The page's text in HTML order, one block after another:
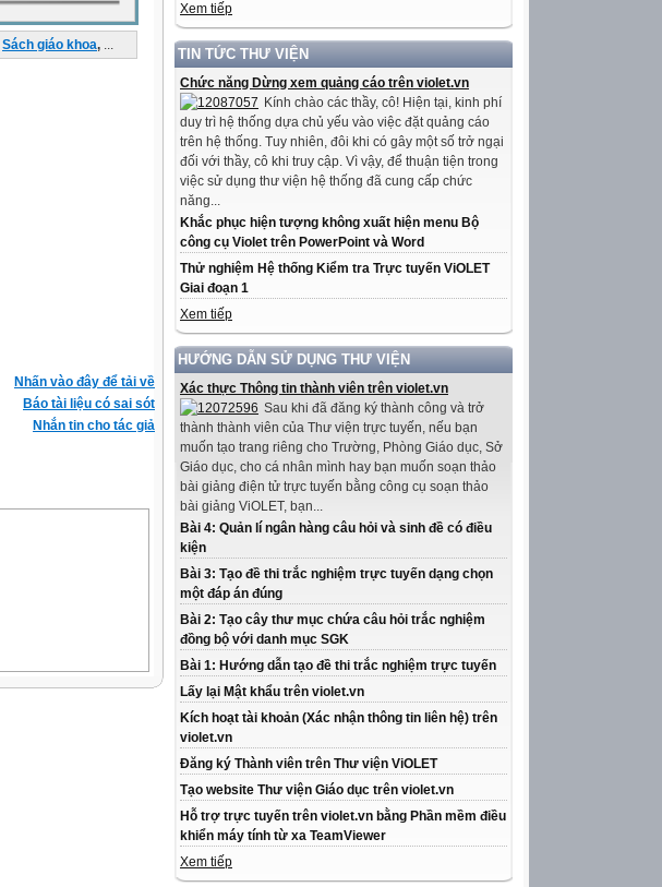
Xem tiếp
TIN TỨC THƯ VIỆN
Chức năng Dừng xem quảng cáo trên violet.vn
Kính chào các thầy, cô! Hiện tại, kinh phí
duy trì hệ thống dựa chủ yếu vào việc đặt quảng cáo
trên hệ thống. Tuy nhiên, đôi khi có gây một số trở ngại
đối với thầy, cô khi truy cập. Vì vậy, để thuận tiện trong
việc sử dụng thư viện hệ thống đã cung cấp chức
năng...
Khắc phục hiện tượng không xuất hiện menu Bộ
công cụ Violet trên PowerPoint và Word
Thử nghiệm Hệ thống Kiểm tra Trực tuyến ViOLET
Giai đoạn 1
Xem tiếp
HƯỚNG DẪN SỬ DỤNG THƯ VIỆN
Xác thực Thông tin thành viên trên violet.vn
Sau khi đã đăng ký thành công và trở
thành thành viên của Thư viện trực tuyến, nếu bạn
muốn tạo trang riêng cho Trường, Phòng Giáo dục, Sở
Giáo dục, cho cá nhân mình hay bạn muốn soạn thảo
bài giảng điện tử trực tuyến bằng công cụ soạn thảo
bài giảng ViOLET, bạn...
Bài 4: Quản lí ngân hàng câu hỏi và sinh đề có điều
kiện
Bài 3: Tạo đề thi trắc nghiệm trực tuyến dạng chọn
một đáp án đúng
Bài 2: Tạo cây thư mục chứa câu hỏi trắc nghiệm
đồng bộ với danh mục SGK
Bài 1: Hướng dẫn tạo đề thi trắc nghiệm trực tuyến
Lấy lại Mật khẩu trên violet.vn
Kích hoạt tài khoản (Xác nhận thông tin liên hệ) trên
violet.vn
Đăng ký Thành viên trên Thư viện ViOLET
Tạo website Thư viện Giáo dục trên violet.vn
Hỗ trợ trực tuyến trên violet.vn bằng Phần mềm điều
khiển máy tính từ xa TeamViewer
Xem tiếp
Sách giáo khoa, ...
Nhấn vào đây để tải về
Báo tài liệu có sai sót
Nhắn tin cho tác giả